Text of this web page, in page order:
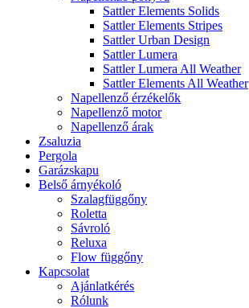
Sattler Elements Solids
Sattler Elements Stripes
Sattler Urban Design
Sattler Lumera
Sattler Lumera All Weather
Sattler Elements All Weather
Napellenző érzékelők
Napellenző motor
Napellenző árak
Zsaluzia
Pergola
Garázskapu
Belső árnyékoló
Szalagfüggőny
Roletta
Sávroló
Reluxa
Flow függőny
Kapcsolat
Ajánlatkérés
Rólunk